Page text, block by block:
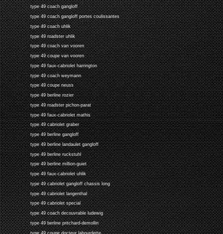
type 49 coach gangloff
type 49 coach gangloff portes coulissantes
type 49 coach uhlik
type 49 roadster uhlik
type 49 coach van vooren
type 49 coupe van vooren
type 49 faux-cabriolet harrington
type 49 coach weymann
type 49 coupe neuss
type 49 berline rozier
type 49 roadster pichon-parat
type 49 faux-cabriolet mathis
type 49 cabriolet graber
type 49 berline gangloff
type 49 berline landaulet gangloff
type 49 berline ruckstuhl
type 49 berline million-guiet
type 49 faux-cabriolet uhlik
type 49 cabriolet gangloff chassis long
type 49 cabriolet langenthal
type 49 cabriolet special
type 49 coach decouvrable ludewig
type 49 berline pritchard-demollin
type 49 coupe docteur labourdette